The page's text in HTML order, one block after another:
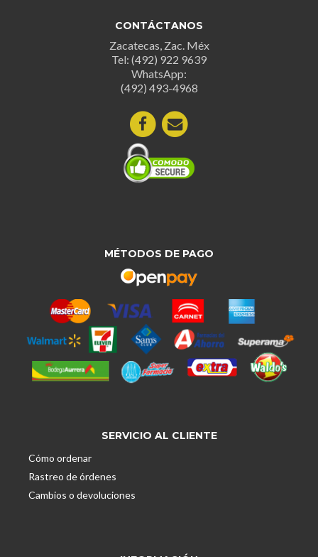
CONTÁCTANOS
Zacatecas, Zac. Méx
Tel: (492) 922 9639
WhatsApp:
(492) 493-4968
MÉTODOS DE PAGO
SERVICIO AL CLIENTE
Cómo ordenar
Rastreo de órdenes
Cambios o devoluciones